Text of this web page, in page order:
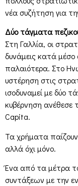
νέα συζήτηση για
Δύο τάγματα
Στη Γαλλία, οι
δυνάμεις κατά μέσο
παλαιότερα. Στο
υστέρηση στις
ισοδυναμεί με δύο
κυβέρνηση ανέθεσε
Capita.
Τα χρήματα
αλλά όχι μόνο.
Ένα από τα μέτρα
συντάξεων με την